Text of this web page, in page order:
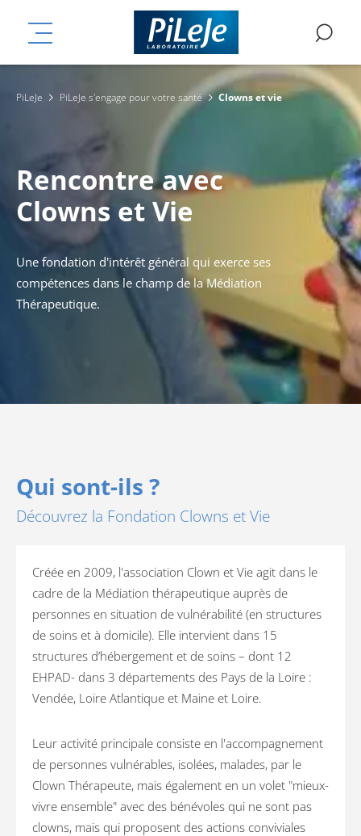
MENU
PiLeJe PiLeJe s'engage pour votre santé Clowns et vie
Rencontre avec
Clowns et Vie
Une fondation d'intérêt général qui exerce ses
compétences dans le champ de la Médiation
Thérapeutique.
Qui sont-ils ?
Découvrez la Fondation Clowns et Vie
Créée en 2009, l'association Clown et Vie agit dans le
cadre de la Médiation thérapeutique auprès de
personnes en situation de vulnérabilité (en structures
de soins et à domicile). Elle intervient dans 15
structures d’hébergement et de soins – dont 12
EHPAD- dans 3 départements des Pays de la Loire :
Vendée, Loire Atlantique et Maine et Loire.
Leur activité principale consiste en l'accompagnement
de personnes vulnérables, isolées, malades, par le
Clown Thérapeute, mais également en un volet "mieux-
vivre ensemble" avec des bénévoles qui ne sont pas
clowns, mais qui proposent des actions conviviales